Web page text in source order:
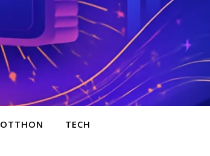
OTTHON TECH